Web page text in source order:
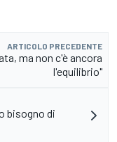
ARTICOLO PRECEDENTE
ma non c'è ancora
l'equilibrio"
bisogno di